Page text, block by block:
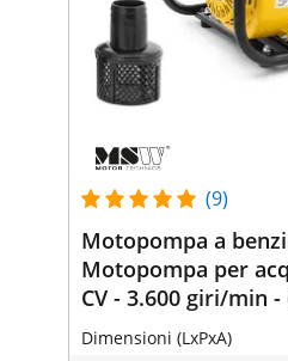
(9)
Motopompa a
Motopompa per
CV - 3.600 giri/min -
Dimensioni (LxPxA)